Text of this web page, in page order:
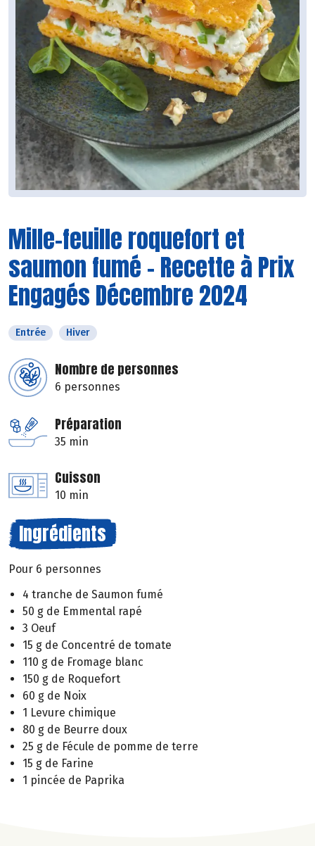
Mille-feuille roquefort et
saumon fumé - Recette à Prix
Engagés Décembre 2024
Entrée Hiver
Nombre de personnes
6 personnes
Préparation
35 min
Cuisson
10 min
Ingrédients
Pour 6 personnes
4 tranche de Saumon fumé
50 g de Emmental rapé
3 Oeuf
15 g de Concentré de tomate
110 g de Fromage blanc
150 g de Roquefort
60 g de Noix
1 Levure chimique
80 g de Beurre doux
25 g de Fécule de pomme de terre
15 g de Farine
1 pincée de Paprika